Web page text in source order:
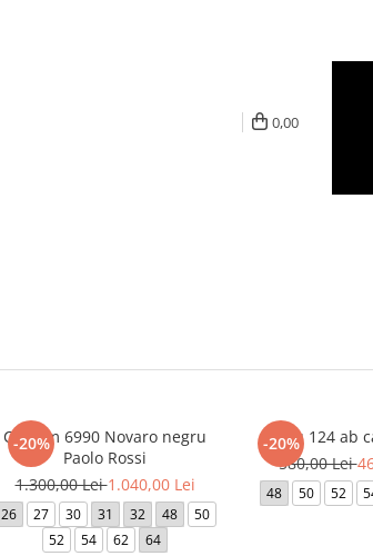
0,00
-20%
Costum 6990 Novaro negru
Paolo Rossi
1.300,00 Lei1.040,00 Lei
26 27 30 31 32 48
50
52
54 62 64
-20%
Sacou 124 ab
580,00 Lei
48 50 52